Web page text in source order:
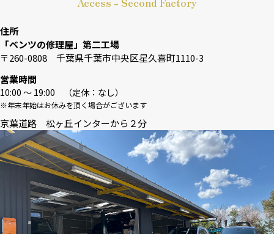
住所
「ベンツの修理屋」第二工場
〒260-0808 千葉県千葉市中央区星久喜町1110-3
営業時間
10:00 〜 19:00 （定休：なし）
※年末年始はお休みを頂く場合がございます
京葉道路 松ヶ丘インターから２分